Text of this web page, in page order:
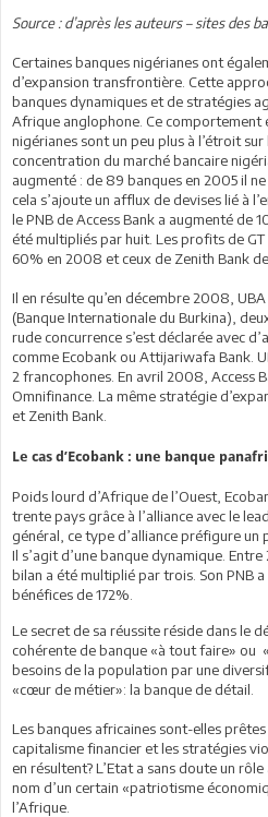
Source : d’après les auteurs – sites des
Certaines banques nigérianes ont
d’expansion transfrontière. Cette
banques dynamiques et de stratégies
Afrique anglophone. Ce comportement
nigérianes sont un peu plus à l’étroit
concentration du marché bancaire
augmenté : de 89 banques en 2005 il
cela s’ajoute un afflux de devises lié à
le PNB de Access Bank a augmenté de
été multipliés par huit. Les profits de
60% en 2008 et ceux de Zenith Bank
Il en résulte qu’en décembre 2008,
(Banque Internationale du Burkina),
rude concurrence s’est déclarée avec
comme Ecobank ou Attijariwafa Bank.
2 francophones. En avril 2008, Access
Omnifinance. La même stratégie
et Zenith Bank.
Le cas d’Ecobank : une banque
Poids lourd d’Afrique de l’Ouest,
trente pays grâce à l’alliance avec le
général, ce type d’alliance préfigure un
Il s’agit d’une banque dynamique.
bilan a été multiplié par trois. Son PNB
bénéfices de 172%.
Le secret de sa réussite réside dans le
cohérente de banque «à tout faire» ou
besoins de la population par une
«cœur de métier»: la banque de détail.
Les banques africaines sont-elles
capitalisme financier et les stratégies
en résultent? L’Etat a sans doute un
nom d’un certain «patriotisme
l’Afrique.